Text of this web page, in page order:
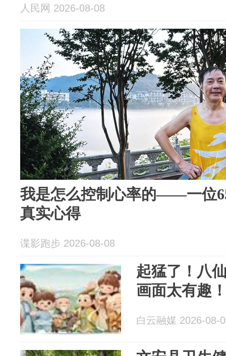
人民网 2026-08-08
我是怎么控制心率的——一位
真实心得
谍影跑步 2026-08-08
起猛了！八
画面太有趣
白云融媒 2026-08-